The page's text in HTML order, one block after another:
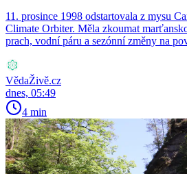
11. prosince 1998 odstartovala z mysu
Climate Orbiter. Měla zkoumat
prach, vodní páru a sezónní změny na
VědaŽivě.cz
dnes, 05:49
4 min